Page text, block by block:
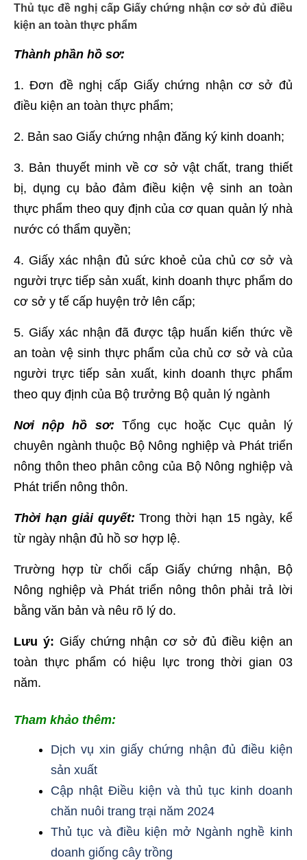
Thủ tục đề nghị cấp Giấy chứng nhận cơ sở đủ điều
kiện an toàn thực phẩm
Thành phần hồ sơ:
1. Đơn đề nghị cấp Giấy chứng nhận cơ sở đủ
điều kiện an toàn thực phẩm;
2. Bản sao Giấy chứng nhận đăng ký kinh doanh;
3. Bản thuyết minh về cơ sở vật chất, trang thiết
bị, dụng cụ bảo đảm điều kiện vệ sinh an toàn
thực phẩm theo quy định của cơ quan quản lý nhà
nước có thẩm quyền;
4. Giấy xác nhận đủ sức khoẻ của chủ cơ sở và
người trực tiếp sản xuất, kinh doanh thực phẩm do
cơ sở y tế cấp huyện trở lên cấp;
5. Giấy xác nhận đã được tập huấn kiến thức về
an toàn vệ sinh thực phẩm của chủ cơ sở và của
người trực tiếp sản xuất, kinh doanh thực phẩm
theo quy định của Bộ trưởng Bộ quản lý ngành
Nơi nộp hồ sơ: Tổng cục hoặc Cục quản lý
chuyên ngành thuộc Bộ Nông nghiệp và Phát triển
nông thôn theo phân công của Bộ Nông nghiệp và
Phát triển nông thôn.
Thời hạn giải quyết: Trong thời hạn 15 ngày, kể
từ ngày nhận đủ hồ sơ hợp lệ.
Trường hợp từ chối cấp Giấy chứng nhận, Bộ
Nông nghiệp và Phát triển nông thôn phải trả lời
bằng văn bản và nêu rõ lý do.
Lưu ý: Giấy chứng nhận cơ sở đủ điều kiện an
toàn thực phẩm có hiệu lực trong thời gian 03
năm.
Tham khảo thêm:
Dịch vụ xin giấy chứng nhận đủ điều kiện
sản xuất
Cập nhật Điều kiện và thủ tục kinh doanh
chăn nuôi trang trại năm 2024
Thủ tục và điều kiện mở Ngành nghề kinh
doanh giống cây trồng